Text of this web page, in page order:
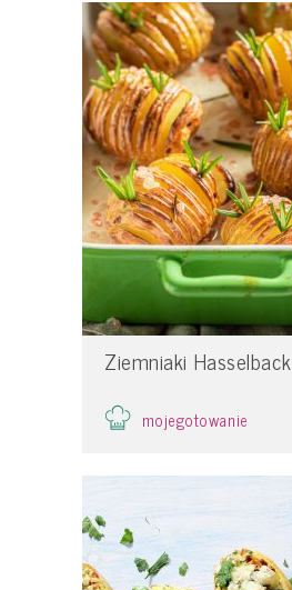
Ziemniaki Hasselback
mojegotowanie